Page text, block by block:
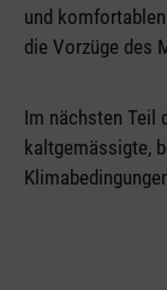
und
die Vorzüge des
Im nächsten Teil
kaltgemässigte,